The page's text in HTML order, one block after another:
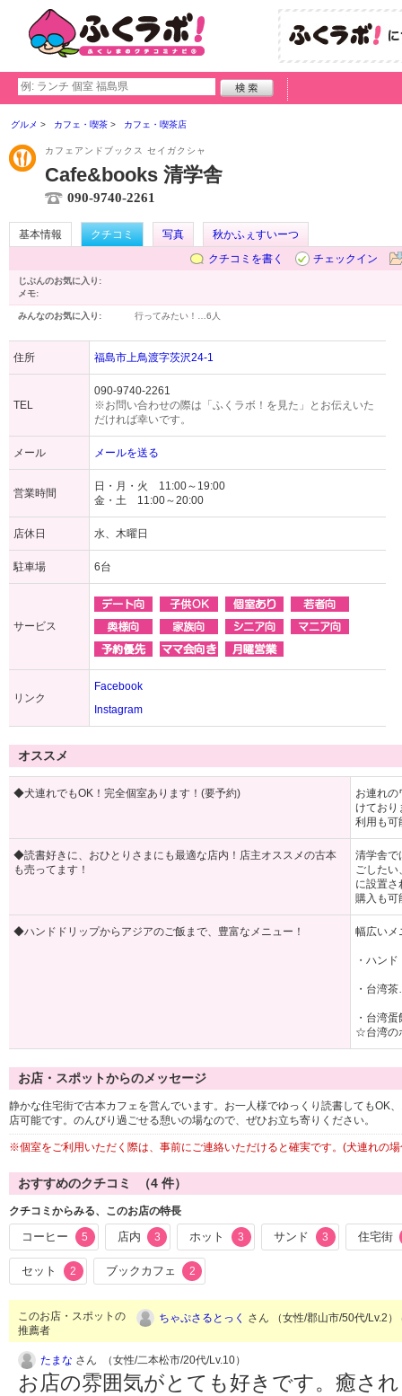
グルメ カフェ・喫茶 カフェ・喫茶店
カフェアンドブックス セイガクシャ
Cafe&books 清学舎
090-9740-2261
基本情報 クチコミ 写真
秋かふぇすいーつ
クチコミを書く
チェックイン
じぶんのお気に入り:
メモ:
みんなのお気に入り: 行ってみたい！… 6人
住所 福島市上鳥渡字茨沢24-1
TEL
090-9740-2261
※お問い合わせの際は「ふくラボ！を見た」とお伝えいた
だければ幸いです。
メール メールを送る
営業時間
日・月・火 11:00～19:00
金・土 11:00～20:00
店休日 水、木曜日
駐車場 6台
サービス
リンク
Facebook
Instagram
オススメ
◆犬連れでもOK！完全個室あります！(要予約)
お連れの
けてお
利用も可
◆読書好きに、おひとりさまにも最適な店内！店主オススメの古本
も売ってます！
清学舎で
ごしたい
に設置さ
購入も可
◆ハンドドリップからアジアのご飯まで、豊富なメニュー！ 幅広いメ
・ハン
・台湾
・台湾
☆台湾の
お店・スポットからのメッセージ
静かな住宅街で古本カフェを営んでいます。お一人様でゆっくり読書してもOK
店可能です。のんびり過ごせる憩いの場なので、ぜひお立ち寄りください。
※個室をご利用いただく際は、事前にご連絡いただけると確実です。(犬連れの
おすすめのクチコミ （4 件）
クチコミからみる、このお店の特長
コーヒー 5 店内 3 ホット 3 サンド 3 住宅街
セット 2 ブックカフェ 2
このお店・スポットの
推薦者
ちゃぷさるとっく さん （女性/郡山市/50代/Lv.2）
たまな さん （女性/二本松市/20代/Lv.10）
お店の雰囲気がとても好きです。癒さ